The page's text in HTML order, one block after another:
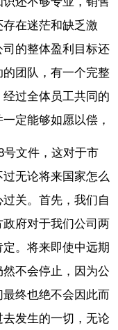
在迷茫和缺乏激
的整体盈利目标还
团队，有一个完整
过全体员工共同的
定能够如愿以偿，
号文件，这对于市
无论将来国家怎么
关。首先，我们自
府对于我们公司两
。将来即使中远期
不会停止，因为公
终也绝不会因此而
发生的一切，无论